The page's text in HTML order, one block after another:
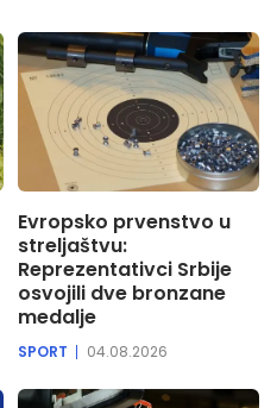
Evropsko prvenstvo u
streljaštvu:
Reprezentativci Srbije
osvojili dve bronzane
medalje
SPORT 04.08.2026